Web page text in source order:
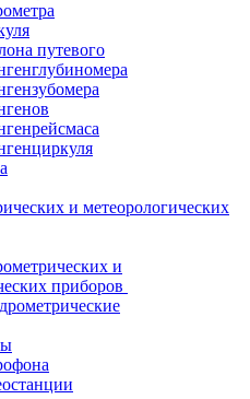
путевого
и метеорологических
и
приборов